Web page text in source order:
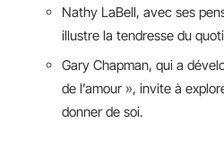
Nathy LaBell, avec ses
illustre la tendresse du
Gary Chapman, qui a
de l’amour », invite à
donner de soi.